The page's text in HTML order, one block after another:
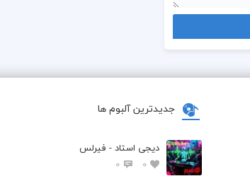
جدیدترین آلبوم ها
دیجی استاد - فیرلس
0
0